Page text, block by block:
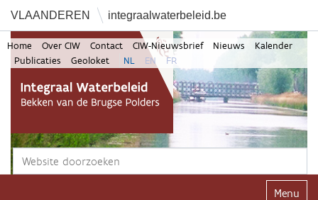
VLAANDEREN integraalwaterbeleid.be
Zoek
Home Over CIW Contact CIW-Nieuwsbrief Nieuws
Kalender
Publicaties
Geoloket NL EN FR
Klap